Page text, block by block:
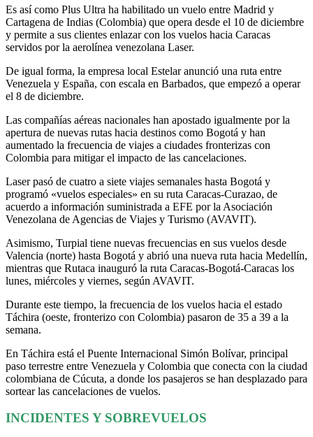
Es así como Plus Ultra ha habilitado un vuelo entre Madrid y
Cartagena de Indias (Colombia) que opera desde el 10 de diciembre
y permite a sus clientes enlazar con los vuelos hacia Caracas
servidos por la aerolínea venezolana Laser.
De igual forma, la empresa local Estelar anunció una ruta entre
Venezuela y España, con escala en Barbados, que empezó a operar
el 8 de diciembre.
Las compañías aéreas nacionales han apostado igualmente por la
apertura de nuevas rutas hacia destinos como Bogotá y han
aumentado la frecuencia de viajes a ciudades fronterizas con
Colombia para mitigar el impacto de las cancelaciones.
Laser pasó de cuatro a siete viajes semanales hasta Bogotá y
programó «vuelos especiales» en su ruta Caracas-Curazao, de
acuerdo a información suministrada a EFE por la Asociación
Venezolana de Agencias de Viajes y Turismo (AVAVIT).
Asimismo, Turpial tiene nuevas frecuencias en sus vuelos desde
Valencia (norte) hasta Bogotá y abrió una nueva ruta hacia Medellín,
mientras que Rutaca inauguró la ruta Caracas-Bogotá-Caracas los
lunes, miércoles y viernes, según AVAVIT.
Durante este tiempo, la frecuencia de los vuelos hacia el estado
Táchira (oeste, fronterizo con Colombia) pasaron de 35 a 39 a la
semana.
En Táchira está el Puente Internacional Simón Bolívar, principal
paso terrestre entre Venezuela y Colombia que conecta con la ciudad
colombiana de Cúcuta, a donde los pasajeros se han desplazado para
sortear las cancelaciones de vuelos.
INCIDENTES Y SOBREVUELOS